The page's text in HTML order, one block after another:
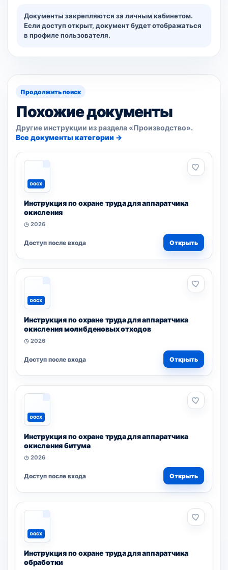
Документы закрепляются за личным кабинетом.
Если доступ открыт, документ будет отображаться
в профиле пользователя.
Продолжить поиск
Похожие документы
Другие инструкции из раздела «Производство».
Все документы категории →
DOCX
Инструкция по охране труда для аппаратчика
окисления
◷ 2026
Доступ после входа Открыть
DOCX
Инструкция по охране труда для аппаратчика
окисления молибденовых отходов
◷ 2026
Доступ после входа Открыть
DOCX
Инструкция по охране труда для аппаратчика
окисления битума
◷ 2026
Доступ после входа Открыть
DOCX
Инструкция по охране труда для аппаратчика
обработки